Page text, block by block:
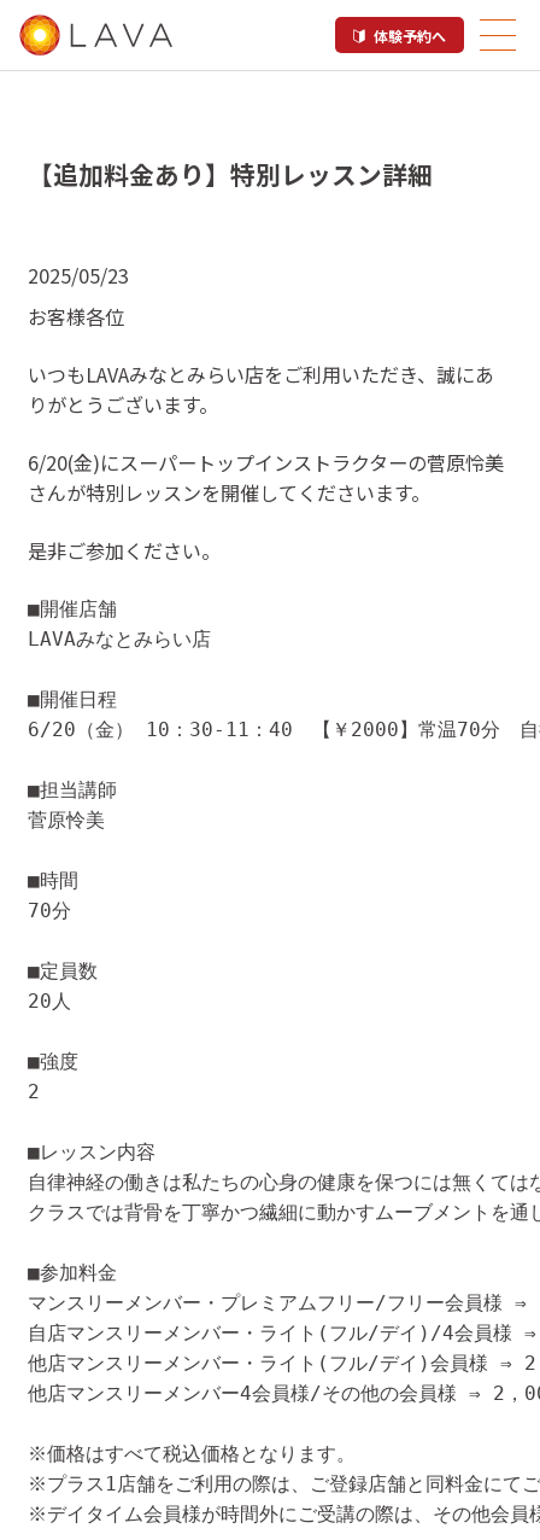
体験予約へ
【追加料金あり】特別レッスン詳細
2025/05/23
お客様各位
いつもLAVAみなとみらい店をご利用いただき、誠にあ
りがとうございます。
6/20(金)にスーパートップインストラクターの菅原怜美
さんが特別レッスンを開催してくださいます。
是非ご参加ください。
■開催店舗
LAVAみなとみらい店
■開催日程
6/20（金） 10：30-11：40　【￥2000】常温70分　自
■担当講師
菅原怜美
■時間
70分
■定員数
20人
■強度
2
■レッスン内容
自律神経の働きは私たちの心身の健康を保つには無くて
クラスでは背骨を丁寧かつ繊細に動かすムーブメントを
■参加料金
マンスリーメンバー・プレミアムフリー/フリー会員様
自店マンスリーメンバー・ライト(フル/デイ)/4会員様
他店マンスリーメンバー・ライト(フル/デイ)会員様 ⇒ 2
他店マンスリーメンバー4会員様/その他の会員様 ⇒ 2，
※価格はすべて税込価格となります。
※プラス1店舗をご利用の際は、ご登録店舗と同料金にて
※デイタイム会員様が時間外にご受講の際は、その他会員